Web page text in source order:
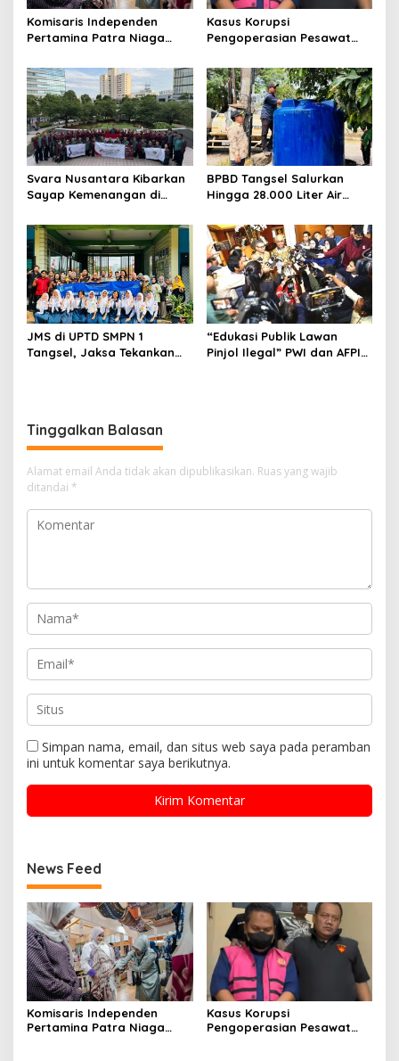
Komisaris Independen
Pertamina Patra Niaga
Mitra Binaan dengan
Sentuhan Kemanusiaan dan
Keberlanjutan
Kasus Korupsi
Pengoperasian Pesawat
Development Ditetapkan
Tersangka
Svara Nusantara Kibarkan
Sayap Kemenangan di
BPBD Tangsel Salurkan
Hingga 28.000 Liter Air
Warga Terdampak
Kekeringan
JMS di UPTD SMPN 1
Tangsel, Jaksa Tekankan
“Edukasi Publik Lawan
Pinjol Ilegal” PWI dan AFPI
Tinggalkan Balasan
Alamat email Anda tidak akan dipublikasikan. Ruas yang wajib
ditandai *
Simpan nama, email, dan situs web saya pada peramban
ini untuk komentar saya berikutnya.
News Feed
Komisaris Independen
Pertamina Patra Niaga
Kasus Korupsi
Pengoperasian Pesawat